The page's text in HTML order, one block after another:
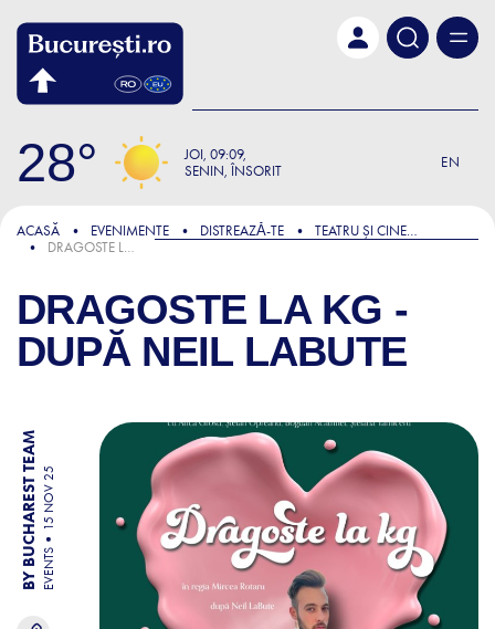
28 JOI 09:09
SENIN, ÎNSORIT
EN
ACASĂ EVENIMENTE DISTREAZǍ-TE
TEATRU ȘI CINEMA
DRAGOSTE LA KG - DUPĂ NEIL LABUTE
DRAGOSTE LA KG -
DUPĂ NEIL LABUTE
BY BUCHAREST TEAM EVENTS
15 NOV 25